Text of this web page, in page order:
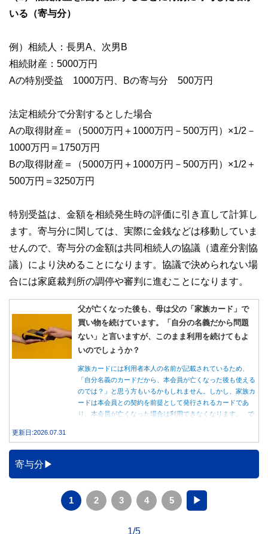
いる（寄与分）
例）相続人：長男A、次男B
相続財産：5000万円
Aの特別受益 1000万円、Bの寄与分 500万円
法定相続分で分割するとした場合
Aの取得財産＝（5000万円＋1000万円－500万円）×1/2－
1000万円＝1750万円
Bの取得財産＝（5000万円＋1000万円－500万円）×1/2＋
500万円＝3250万円
特別受益は、金額を相続発生時の評価に引き直して計算し
ます。寄与分に関しては、実際に金銭などは移動していま
せんので、寄与分の金額は共同相続人の協議（遺産分割協
議）により決めることになります。協議で決められない場
合には家庭裁判所の調停や審判に進むことになります。
父が亡くなった後も、母は父の「家族カード」で
買い物を続けています。「自分の名義だから問題
ない」と言いますが、このまま利用を続けてもよ
いのでしょうか？
家族カードには利用者本人の名前が記載されているため、
「自分名義のカードだから、本会員が亡くなった後も使える
のでは？」と思う方もいるかもしれません。しかし、家族カ
ードは本会員との契約を前提として発行されるカードであ
り、本会員が亡くなった場合は利用できなくなります。 で
更新日:2026.07.31
寄与分
1 2 3 4 5 ▶
1/5